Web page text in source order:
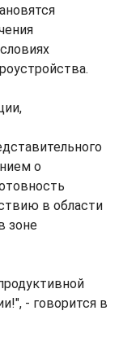
о
в области
зоне
- говорится в